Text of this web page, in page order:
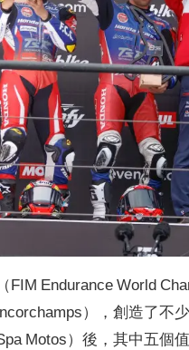
FIM Endurance World
），創造了
Motos）後，其中五個